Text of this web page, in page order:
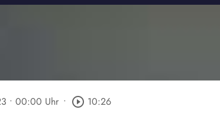
• 00:00 Uhr • play_circle_outline 10:26